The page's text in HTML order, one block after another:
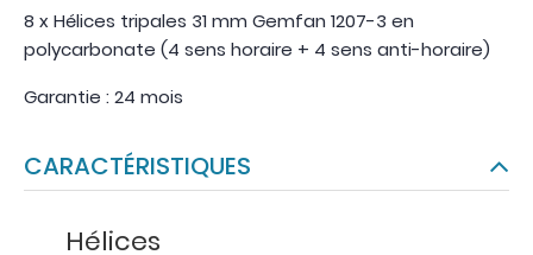
8 x Hélices tripales 31 mm Gemfan 1207-3 en
polycarbonate (4 sens horaire + 4 sens anti-horaire)
Garantie : 24 mois
CARACTÉRISTIQUES
Hélices